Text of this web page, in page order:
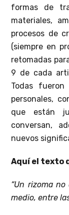
formas de
materiales,
procesos de
(siempre en
retomadas
9 de cada
Todas fueron
personales,
que están
conversan,
nuevos
Aquí el texto
“Un rizoma
medio, entre